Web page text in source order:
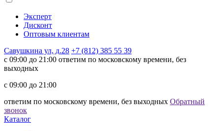
Эксперт
Дисконт
Оптовым клиентам
Савушкина ул, д.28 +7 (812) 385 55 39
c 09:00 до 21:00 ответим по московскому времени, без
выходных
c 09:00 до 21:00
ответим по московскому времени, без выходных Обратный
звонок
Каталог